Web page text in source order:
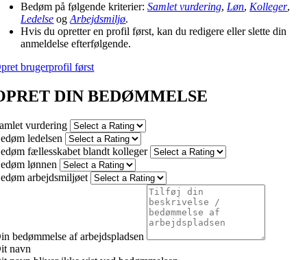
Bedøm på følgende kriterier:Samlet vurdering, Løn, Kolleger,
Ledelse ogArbejdsmiljø.
Hvis du opretter en profil først, kan du redigere eller slette din
anmeldelse efterfølgende.
brugerprofil først
DIN BEDØMMELSE
vurdering
ledelsen
fællesskabet blandt kolleger
lønnen
arbejdsmiljøet
bedømmelse af arbejdspladsen
navn